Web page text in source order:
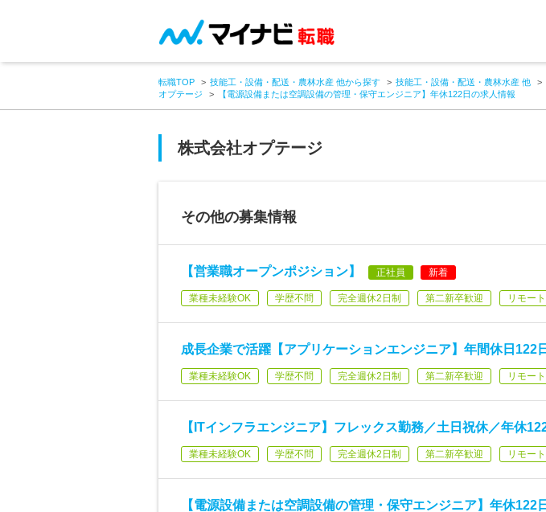
転職TOP 技能工・設備・配送・農林水産 他から探す 技能工・設備・配送・農林水産 他
オプテージ
【電源設備または空調設備の管理・保守エンジニア】年休122日の求人情報
株式会社オプテージ
その他の募集情報
【営業職オープンポジション】 正社員 新着
業種未経験OK 学歴不問 完全週休2日制 第二新卒歓迎 リモー
成長企業で活躍【アプリケーションエンジニア】年間休日122日
業種未経験OK 学歴不問 完全週休2日制 第二新卒歓迎 リモー
【ITインフラエンジニア】フレックス勤務／土日祝休／年休
業種未経験OK 学歴不問 完全週休2日制 第二新卒歓迎 リモー
【電源設備または空調設備の管理・保守エンジニア】年休122日